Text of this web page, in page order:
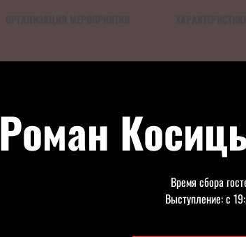
Роман
Время сбора
Выступление: с